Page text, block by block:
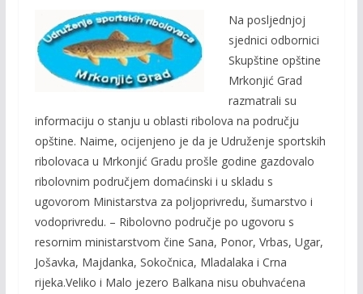
e
b
o
o
k
itt
er
ai
l
p
y
Li
n
k
Na posljednjoj
sjednici odbornici
Skupštine opštine
Mrkonjić Grad
razmatrali su
informaciju o stanju u oblasti ribolova na području
opštine. Naime, ocijenjeno je da je Udruženje sportskih
ribolovaca u Mrkonjić Gradu prošle godine gazdovalo
ribolovnim područjem domaćinski i u skladu s
ugovorom Ministarstva za poljoprivredu, šumarstvo i
vodoprivredu. – Ribolovno područje po ugovoru s
resornim ministarstvom čine Sana, Ponor, Vrbas, Ugar,
Jošavka, Majdanka, Sokočnica, Mladalaka i Crna
rijeka.Veliko i Malo jezero Balkana nisu obuhvaćena